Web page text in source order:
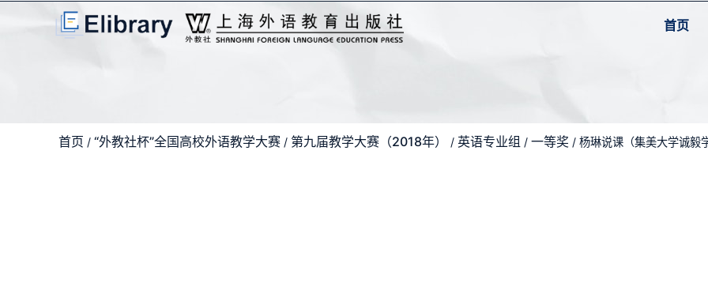
首页
首页 / “外教社杯”全国高校外语教学大赛 / 第九届教学大赛（2018年） / 英语专业组 / 一等奖 / 杨琳说课（集美大学诚毅